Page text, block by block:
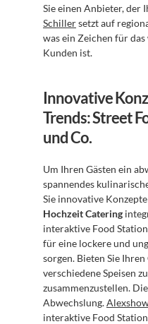
Sie einen Anbieter, der
Schiller setzt auf
was ein Zeichen für
Kunden ist.
Innovative
Trends: Street
und Co.
Um Ihren Gästen ein
spannendes
Hochzeit Catering
interaktive Food
für eine lockere und
sorgen. Bieten Sie
verschiedene Speisen
zusammenzustellen.
Abwechslung.
interaktive Food